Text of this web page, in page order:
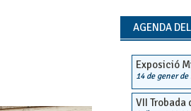
AGENDA
Exposició
14 de gener de
VII Trobada